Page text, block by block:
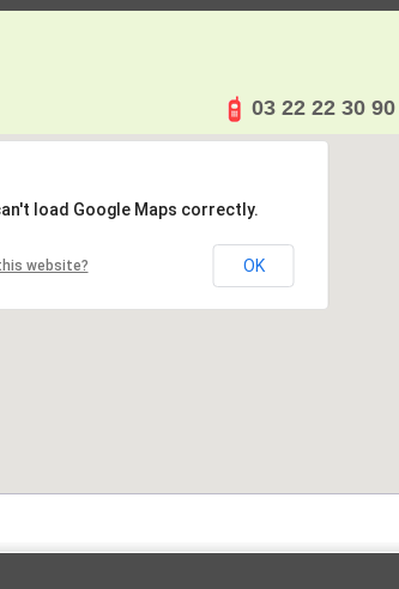
03 22 22 30 90
load Google Maps correctly.
website? OK